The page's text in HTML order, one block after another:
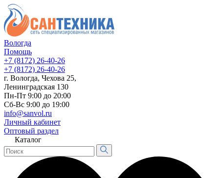
Вологда
Помощь
+7 (8172) 26-40-26
+7 (8172) 26-40-26
г. Вологда, Чехова 25,
Ленинградская 130
Пн-Пт 9:00 до 20:00
Сб-Вс 9:00 до 19:00
info@sanvol.ru
Личный кабинет
Оптовый раздел
Каталог